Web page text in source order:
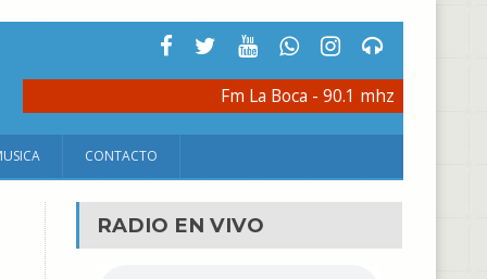
Fm La Boca - 90.1 mhz
CONTACTO
RADIO EN VIVO